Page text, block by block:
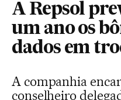
A Repsol
um ano os
dados em
A companhia
conselheiro